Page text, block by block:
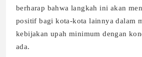
berharap bahwa langkah ini akan
positif bagi kota-kota lainnya dalam
kebijakan upah minimum dengan
ada.